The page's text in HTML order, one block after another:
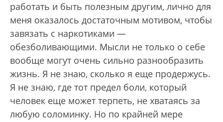
работать и быть полезным другим, лично для
меня оказалось достаточным мотивом, чтобы
завязать с наркотиками —
обезболивающими. Мысли не только о себе
вообще могут очень сильно разнообразить
жизнь. Я не знаю, сколько я еще продержусь.
Я не знаю, где тот предел боли, который
человек еще может терпеть, не хватаясь за
любую соломинку. Но по крайней мере